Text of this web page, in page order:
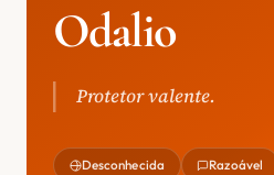
Odalio
Protetor valente.
Desconhecida Razoável